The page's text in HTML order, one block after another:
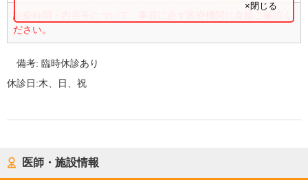
診療時間・内容等について、事前に必ず医療機関に直接ご確認く
ださい。
×閉じる
備考:臨時休診あり
休診日:木、日、祝
医師・施設情報